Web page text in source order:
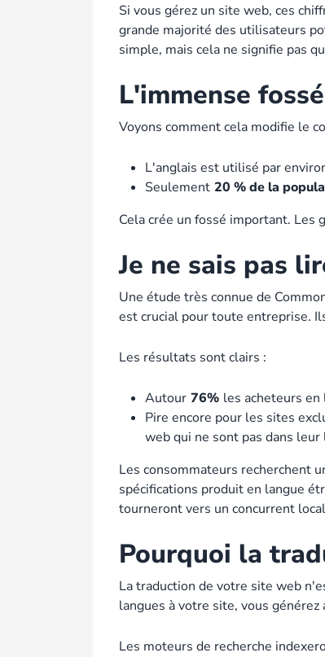
Si vous gérez un site web, ces
grande majorité des utilisateurs
simple, mais cela ne signifie pas
L'immense
Voyons comment cela modifie le
L'anglais est utilisé par
Seulement 20 % de la
Cela crée un fossé important.
Je ne sais pas
Une étude très connue de
est crucial pour toute entreprise.
Les résultats sont clairs :
Autour 76% les acheteurs
Pire encore pour les sites
web qui ne sont pas dans
Les consommateurs recherchent
spécifications produit en langue
tourneront vers un concurrent
Pourquoi la
La traduction de votre site web
langues à votre site, vous
Les moteurs de recherche